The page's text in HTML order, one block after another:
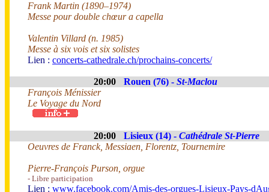
Frank Martin (1890–1974)
Messe pour double chœur a capella
Valentin Villard (n. 1985)
Messe à six vois et six solistes
Lien : concerts-cathedrale.ch/prochains-concerts/
20:00 Rouen (76) - St-Maclou
François Ménissier
Le Voyage du Nord
20:00 Lisieux (14) - Cathédrale St-Pierre
Oeuvres de Franck, Messiaen, Florentz, Tournemire
Pierre-François Purson, orgue
- Libre participation
Lien : www.facebook.com/Amis-des-orgues-Lisieux-Pays-